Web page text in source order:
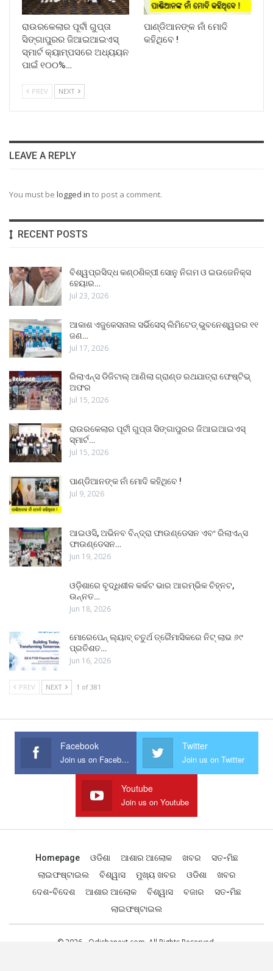
ରାଉରକେଲାର ପୂର୍ବୀ ଗୁପ୍ତା
ସିଙ୍ଗାପୁରର ଜିଆଇଆଇଏସ୍
ସ୍ମାର୍ଟ କ୍ୟାମ୍ପସରେ ଅଧ୍ୟୟନ
ପାଇଁ ୧୦୦%…
ପାଣ୍ଡିଆନଙ୍କ ନାଁ ମୋଦି
କହିଥିବେ !
PREV NEXT
LEAVE A REPLY
You must be logged in to post a comment.
RECENT POSTS
ବିଶ୍ୱପ୍ରସିଦ୍ଧ କଣ୍ଠଶିଳ୍ପୀ ସୋନୁ ନିଗମ ଓ ଇଉଜେନିକ୍ସ
ହେୟାର…
Jul 23, 2026
ଆକାଶ ଏଜୁକେସନାଲ ସର୍ଭିସେସ୍ ଲିମିଟେଡ୍ ଭୁବନେଶ୍ୱରର ୧୧
ଜଣ…
Jul 17, 2026
ରିଲାଏନ୍ସ ଡିଜିଟାଲ୍ ଆଣିଲା ଗ୍ରାଣ୍ଡ ରଥଯାତ୍ରା ଫେଷ୍ଟିଭ୍
ଅଫର
Jul 15, 2026
ରାଉରକେଲାର ପୂର୍ବୀ ଗୁପ୍ତା ସିଙ୍ଗାପୁରର ଜିଆଇଆଇଏସ୍
ସ୍ମାର୍ଟ…
Jul 15, 2026
ପାଣ୍ଡିଆନଙ୍କ ନାଁ ମୋଦି କହିଥିବେ !
Jul 9, 2026
ଆଇଓସି, ଅଭିନବ ବିନ୍ଦ୍ରା ଫାଉଣ୍ଡେସନ ଏବଂ ରିଲାଏନ୍ସ
ଫାଉଣ୍ଡେସନ…
Jun 19, 2026
ଓଡ଼ିଶାରେ ବୃଦ୍ଧିଶୀଳ କର୍କଟ ଭାର ଆରମ୍ଭିକ ଚିହ୍ନଟ,
ଉନ୍ନତ…
Jun 18, 2026
ମୋରେପେନ୍ ଲ୍ୟାବ୍ ଚତୁର୍ଥ ତ୍ରୈମାସିକରେ ନିଟ୍ ଲାଭ ୬୯
ପ୍ରତିଶତ…
Jun 16, 2026
PREV NEXT 1 of 381
Facebook
Join us on Facebook
Twitter
Join us on Twitter
Youtube
Join us on Youtube
Homepage ଓଡିଶା ଆଶାର ଆଲୋକ ଖବର
ସତ-ମିଛ
ଲାଇଫଷ୍ଟାଇଲ
ବିଶ୍ୱାସ ମୁଖ୍ୟ ଖବର ଓଡିଶା
ଖବର
ଦେଶ-ବିଦେଶ
ଆଶାର ଆଲୋକ ବିଶ୍ୱାସ ବଜାର
ସତ-ମିଛ
ଲାଇଫଷ୍ଟାଇଲ
© 2026 - Odishanext.com. All Rights Reserved.